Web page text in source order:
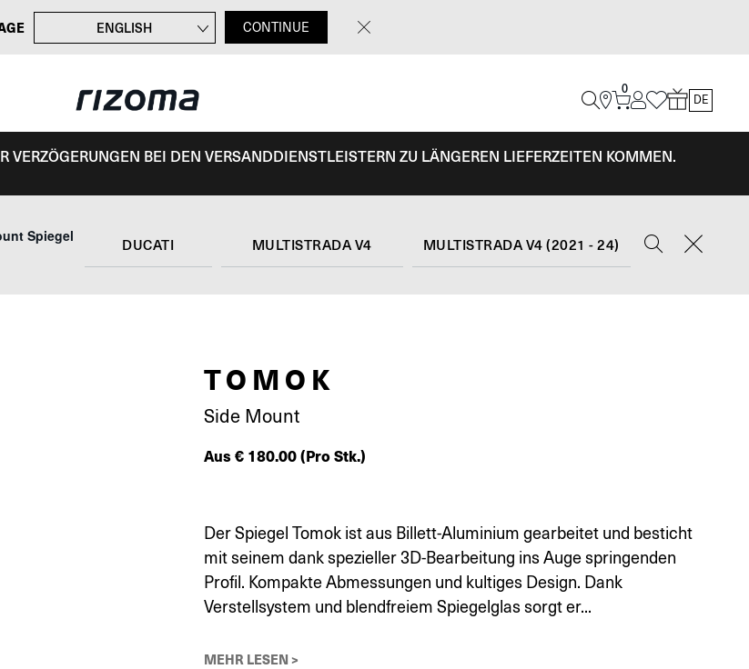
ENGLISH
ITALIANO
CONTINUE
0
DE
BEI DEN VERSANDDIENSTLEISTERN ZU LÄNGEREN LIEFERZEITEN KOMMEN.
Spiegel
DUCATI MULTISTRADA V4 MULTISTRADA V4 (2021 - 24)
TOMOK
Side Mount
Aus€ 180.00(Pro Stk.)
Der Spiegel Tomok ist aus Billett-Aluminium gearbeitet und besticht
mit seinem dank spezieller 3D-Bearbeitung ins Auge springenden
Profil. Kompakte Abmessungen und kultiges Design. Dank
Verstellsystem und blendfreiem Spiegelglas sorgt er...
MEHR LESEN >